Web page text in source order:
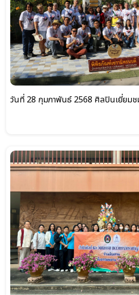
วันที่ 28 กุมภาพันธ์ 2568 ศิลปินเยี่ยม